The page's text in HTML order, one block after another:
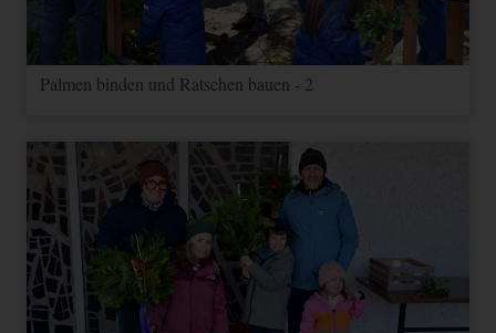
Palmen binden und Ratschen bauen - 2